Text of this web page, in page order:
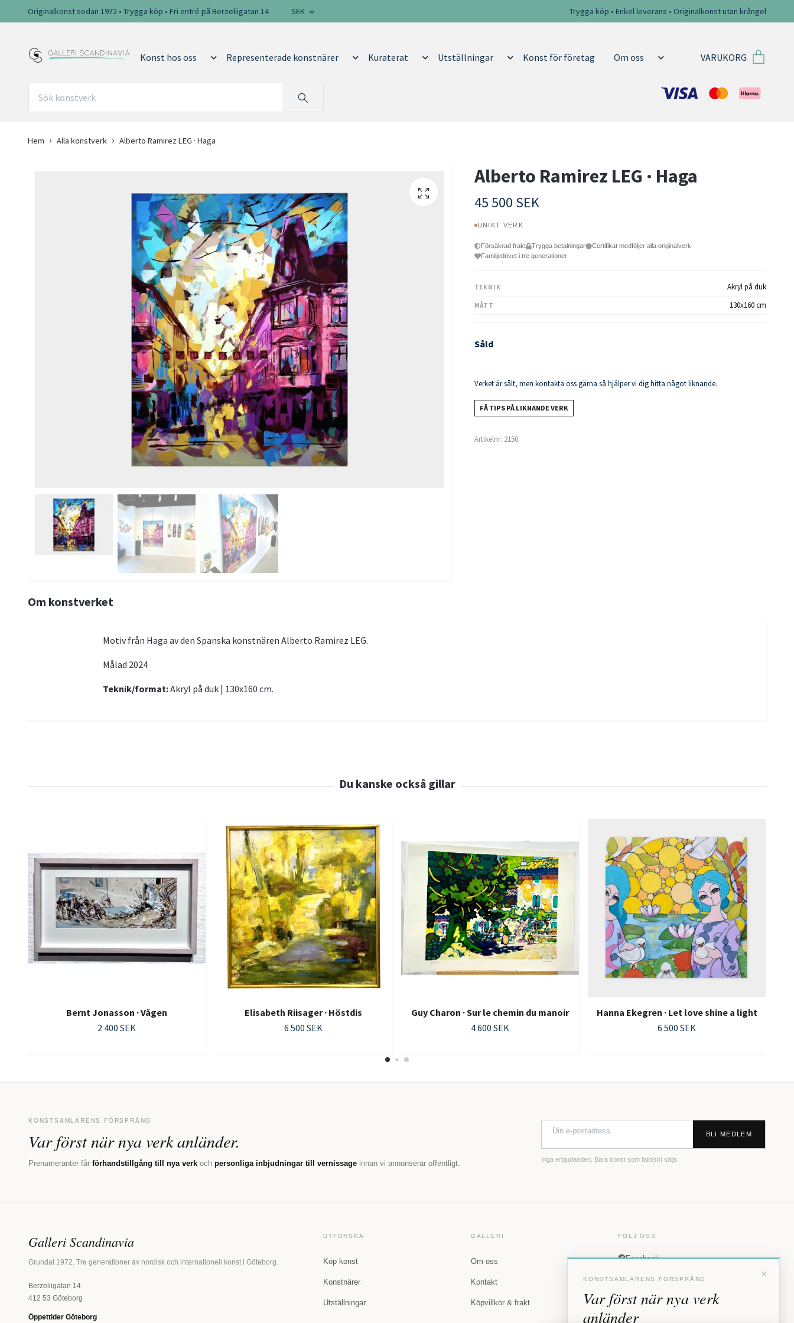
Originalkonst sedan 1972 • Trygga köp • Fri entré på Berzeliigatan 14 SEK Trygga köp • Enkel leverans • Originalkonst utan krångel
Konst hos oss Representerade konstnärer Kuraterat Utställningar Konst för företag Om oss VARUKORG
Hem Alla konstverk Alberto Ramirez LEG · Haga
Alberto Ramirez LEG · Haga
45 500 SEK
UNIKT VERK
Försäkrad frakt Trygga betalningar
Certifikat medföljer alla originalverk
Familjedrivet i tre generationer
TEKNIK Akryl på duk
MÅTT 130x160 cm
Såld
Verket är sålt, men kontakta oss gärna så hjälper vi dig hitta något liknande.
FÅ TIPS PÅ LIKNANDE VERK
Artikelnr: 2150
Om konstverket
Motiv från Haga av den Spanska konstnären Alberto Ramirez LEG.
Målad 2024
Teknik/format:Akryl på duk | 130x160 cm.
Bernt Jonasson · Vågen
2 400 SEK
Elisabeth Riisager · Höstdis
6 500 SEK
Guy Charon · Sur le chemin du manoir
4 600 SEK
Hanna Ekegren · Let love shine a light
6 500 SEK
KONSTSAMLARENS FÖRSPRÅNG
Var först när nya verk anländer.
Prenumeranter får förhandstillgång till nya verk och personliga inbjudningar till vernissage innan vi annonserar offentligt.
BLI MEDLEM
Inga erbjudanden. Bara konst som faktiskt säljs.
Galleri Scandinavia
Grundat 1972. Tre generationer av nordisk och internationell konst i Göteborg.
Berzeliigatan 14
412 53 Göteborg
Öppettider Göteborg
UTFORSKA
Köp konst
Konstnärer
Utställningar
GALLERI
Om oss
Kontakt
Köpvillkor & frakt
FÖLJ OSS
Facebook
×
KONSTSAMLARENS FÖRSPRÅNG
Var först när nya verk
anländer